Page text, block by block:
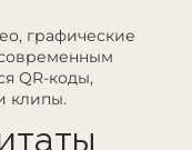
графические
QR-коды,
клипы.